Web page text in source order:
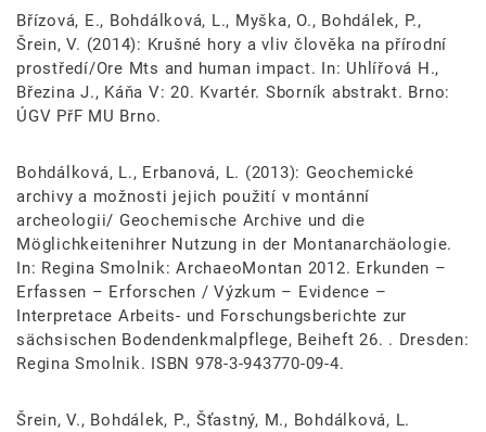
Břízová, E., Bohdálková, L., Myška, O., Bohdálek, P.,
Šrein, V. (2014): Krušné hory a vliv člověka na přírodní
prostředí/Ore Mts and human impact. In: Uhlířová H.,
Březina J., Káňa V: 20. Kvartér. Sborník abstrakt. Brno:
ÚGV PřF MU Brno.
Bohdálková, L., Erbanová, L. (2013): Geochemické
archivy a možnosti jejich použití v montánní
archeologii/ Geochemische Archive und die
Möglichkeitenihrer Nutzung in der Montanarchäologie.
In: Regina Smolnik: ArchaeoMontan 2012. Erkunden –
Erfassen – Erforschen / Výzkum – Evidence –
Interpretace Arbeits- und Forschungsberichte zur
sächsischen Bodendenkmalpflege, Beiheft 26. . Dresden:
Regina Smolnik. ISBN 978-3-943770-09-4.
Šrein, V., Bohdálek, P., Šťastný, M., Bohdálková, L.